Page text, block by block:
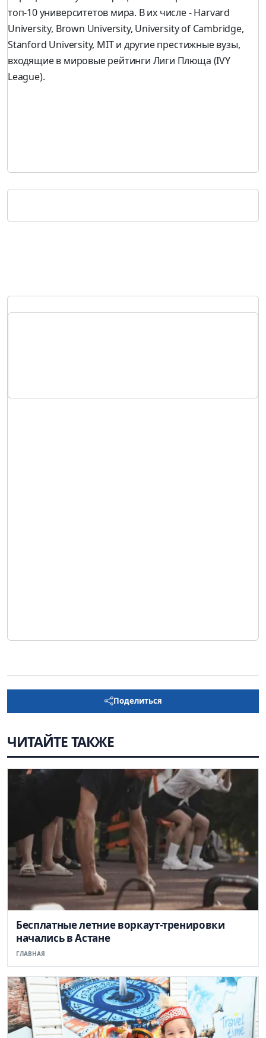
топ-10 университетов мира. В их числе - Harvard
University, Brown University, University of Cambridge,
Stanford University, MIT и другие престижные вузы,
входящие в мировые рейтинги Лиги Плюща (IVY
League).
Поделиться
ЧИТАЙТЕ ТАКЖЕ
Бесплатные летние воркаут-тренировки
начались в Астане
ГЛАВНАЯ